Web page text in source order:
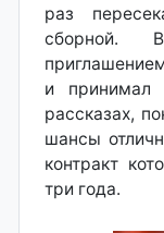
раз
сборной.
и принимал
рассказах,
шансы
контракт
три года.